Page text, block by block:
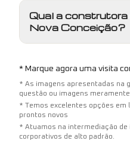
Qual a construtora
Nova Conceição?
* Marque agora uma visita
* As imagens apresentadas na
questão ou imagens
* Temos excelentes opções em
prontos novos
* Atuamos na intermediação de
corporativos de alto padrão.